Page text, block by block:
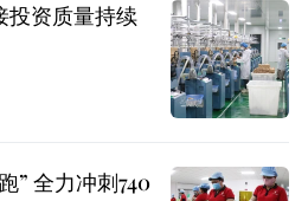
投资质量持续
” 全力冲刺740